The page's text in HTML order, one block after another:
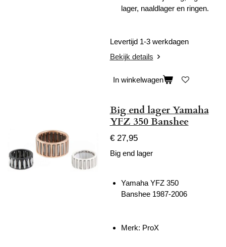
lager, naaldlager en ringen.
Levertijd 1-3 werkdagen
Bekijk details
In winkelwagen
Big end lager Yamaha
YFZ 350 Banshee
€ 27,95
Big end lager
Yamaha YFZ 350
Banshee 1987-2006
Merk: ProX